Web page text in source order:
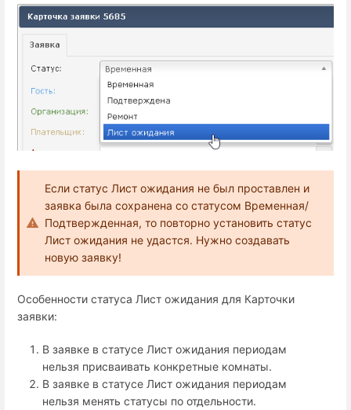
Если статус Лист ожидания не был проставлен и
заявка была сохранена со статусом Временная/
Подтвержденная, то повторно установить статус
Лист ожидания не удастся. Нужно создавать
новую заявку!
Особенности статуса Лист ожидания для Карточки
заявки:
В заявке в статусе Лист ожидания периодам
нельзя присваивать конкретные комнаты.
В заявке в статусе Лист ожидания периодам
нельзя менять статусы по отдельности.